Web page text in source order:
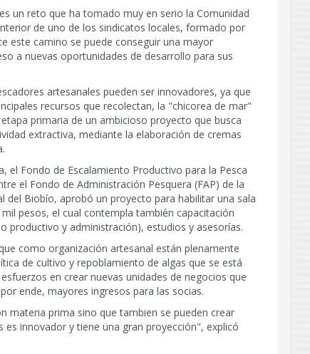
un reto que ha tomado muy en serio la Comunidad
de uno de los sindicatos locales, formado por
este camino se puede conseguir una mayor
a nuevas oportunidades de desarrollo para sus
artesanales pueden ser innovadores, ya que
recursos que recolectan, la "chicorea de mar"
primaria de un ambicioso proyecto que busca
extractiva, mediante la elaboración de cremas
el Fondo de Escalamiento Productivo para la Pesca
el Fondo de Administración Pesquera (FAP) de la
del Biobío, aprobó un proyecto para habilitar una sala
pesos, el cual contempla también capacitación
productivo y administración), estudios y asesorías.
como organización artesanal están plenamente
de cultivo y repoblamiento de algas que se está
en crear nuevas unidades de negocios que
ende, mayores ingresos para las socias.
materia prima sino que tambien se pueden crear
innovador y tiene una gran proyección", explicó